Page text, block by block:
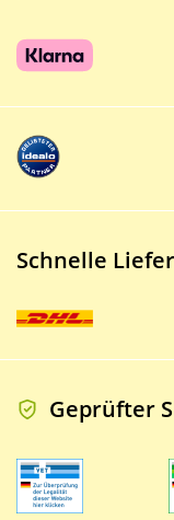
Schnelle
Geprüfter